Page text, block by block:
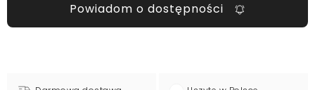
Powiadom o dostępności